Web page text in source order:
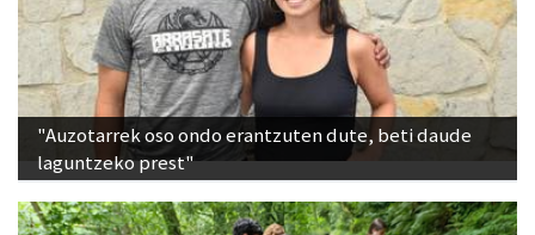
"Auzotarrek oso ondo erantzuten dute, beti daude
laguntzeko prest"